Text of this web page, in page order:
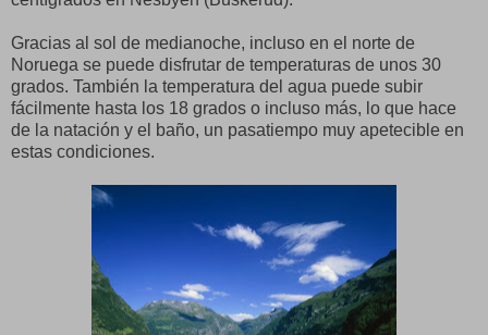
Gracias al sol de medianoche, incluso en el norte de
Noruega se puede disfrutar de temperaturas de unos 30
grados. También la temperatura del agua puede subir
fácilmente hasta los 18 grados o incluso más, lo que hace
de la natación y el baño, un pasatiempo muy apetecible en
estas condiciones.